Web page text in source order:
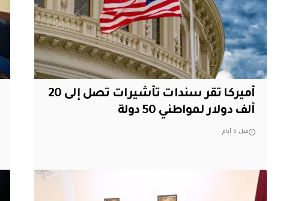
أميركا تقر سندات تأشيرات تصل إلى 20
ألف دولار لمواطني 50 دولة
قبل 5 أيام